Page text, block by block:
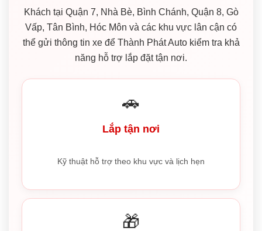
Khách tại Quận 7, Nhà Bè, Bình Chánh, Quận 8, Gò
Vấp, Tân Bình, Hóc Môn và các khu vực lân cận có
thể gửi thông tin xe để Thành Phát Auto kiểm tra khả
năng hỗ trợ lắp đặt tận nơi.
🚗
Lắp tận nơi
Kỹ thuật hỗ trợ theo khu vực và lịch hẹn
🎁